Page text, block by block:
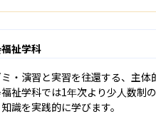
祉学科
・演習と実習を往還する、主体
祉学科では1年次より少人数制
識を実践的に学びます。